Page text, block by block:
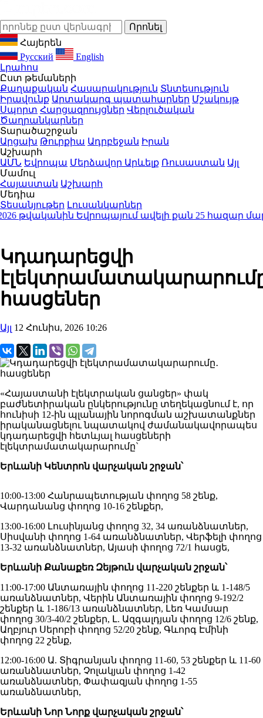
Հայերեն
Русский
English
Լրահոս
Ըստ թեմաների
Քաղաքական Հասարակություն Տնտեսություն
Իրավունք Արտակարգ պատահարներ Մշակույթ
Սպորտ Հարցազրույցներ Վերլուծական
Ծաղրանկարներ
Տարածաշրջան
Արցախ Թուրքիա Ադրբեջան Իրան
Աշխարհ
ԱՄՆ Եվրոպա Մերձավոր Արևելք Ռուսաստան Այլ
Մամուլ
Հայաստան Աշխարհ
Մեդիա
Տեսանյութեր Լուսանկարներ
Եվրոպայում ավելի քան 25 հազար մարդու
Կդադարեցվի
հասցեներ
Այլ 12 Հունիս, 2026 10:26
«Հայաստանի էլեկտրական ցանցեր» փակ
բաժնետիրական ընկերությունը տեղեկացնում է, որ
հունիսի 12-ին պլանային նորոգման աշխատանքներ
իրականացնելու նպատակով ժամանակավորապես
կդադարեցվի հետևյալ հասցեների
էլեկտրամատակարարումը`
Երևանի Կենտրոն վարչական շրջան՝
10:00-13:00 Հանրապետության փողոց 58 շենք,
Վարդանանց փողոց 10-16 շենքեր,
13:00-16:00 Լուսինյանց փողոց 32, 34 առանձնատներ,
Սիսվանի փողոց 1-64 առանձնատներ, Վերֆելի փողոց
13-32 առանձնատներ, Այասի փողոց 72/1 հասցե,
Երևանի Քանաքեռ Զեյթուն վարչական շրջան՝
11:00-17:00 Անտառային փողոց 11-220 շենքեր և 1-148/5
առանձնատներ, Վերին Անտառային փողոց 9-192/2
շենքեր և 1-186/13 առանձնատներ, Լեռ Կամսար
փողոց 30/3-40/2 շենքեր, Լ. Ազգալդյան փողոց 12/6 շենք,
Աղբյուր Սերոբի փողոց 52/20 շենք, Գևորգ Էմինի
փողոց 22 շենք,
12:00-16:00 Ա. Տիգրանյան փողոց 11-60, 53 շենքեր և 11-60
առանձնատներ, Չոլակյան փողոց 1-42
առանձնատներ, Փափազյան փողոց 1-55
առանձնատներ,
Երևանի Նոր Նորք վարչական շրջան՝